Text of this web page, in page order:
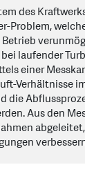
des
Problem,
laufender
einer
Verhältnisse
die
Aus den